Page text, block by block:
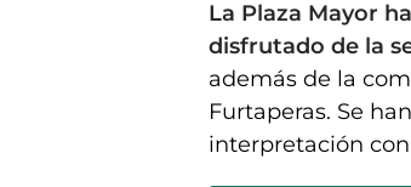
La Plaza Mayor
disfrutado de la
además de la
Furtaperas. Se
interpretación